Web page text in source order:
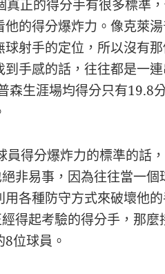
正的得分手有很多標準
的得分爆炸力。像克萊
射手的定位，所以沒有
手感的話，往往都是一
森生涯場均得分只有19.8
員得分爆炸力的標準的話
非易事，因為往往當一個
各種防守方式來破壞他
得起考驗的得分手，那
位球員。